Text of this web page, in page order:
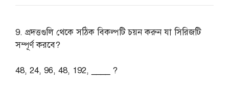
9. প্রদত্তগুলি থেকে সঠিক বিকল্পটি চয়ন করুন যা সিরিজটি
সম্পূর্ণ করবে?
48, 24, 96, 48, 192, ____ ?